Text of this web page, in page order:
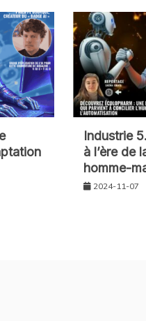
Industrie
à l’ère de
homme-
2024-11-07